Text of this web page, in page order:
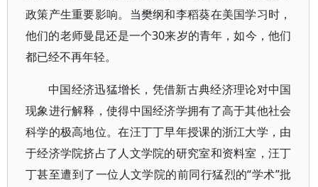
政策产生重要影响。当樊纲和李稻葵在美国学习时，
他们的老师曼昆还是一个30来岁的青年，如今，他们
都已经不再年轻。
中国经济迅猛增长，凭借新古典经济理论对中国
现象进行解释，使得中国经济学拥有了高于其他社会
科学的极高地位。在汪丁丁早年授课的浙江大学，由
于经济学院挤占了人文学院的研究室和资料室，汪丁
丁甚至遭到了一位人文学院的前同行猛烈的“学术”批